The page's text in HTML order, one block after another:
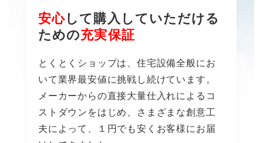
安心して購入していただける
ための充実保証
とくとくショップは、住宅設備全般にお
いて業界最安値に挑戦し続けています。
メーカーからの直接大量仕入れによるコ
ストダウンをはじめ、さまざまな創意工
夫によって、１円でも安くお客様にお届